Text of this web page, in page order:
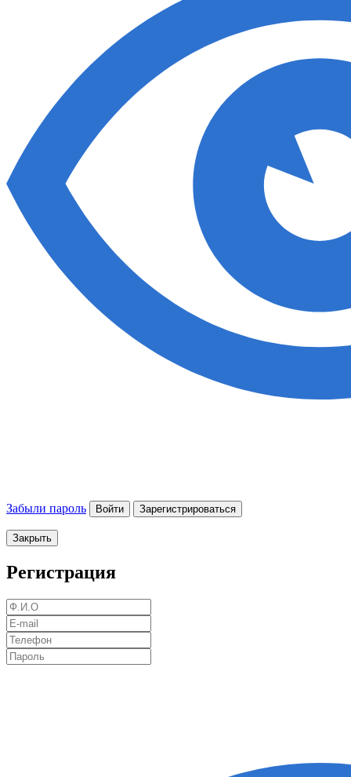
Забыли пароль Войти Зарегистрироваться
Закрыть
Регистрация